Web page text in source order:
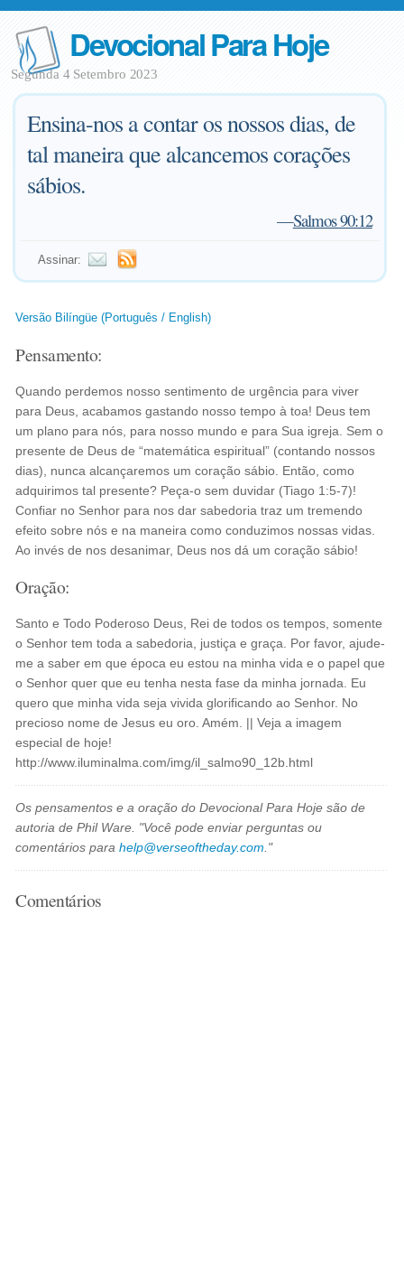
Devocional Para Hoje
Segunda 4 Setembro 2023
Ensina-nos a contar os nossos dias, de
tal maneira que alcancemos corações
sábios.
—Salmos 90:12
Assinar:
Versão Bilíngüe (Português / English)
Pensamento:
Quando perdemos nosso sentimento de urgência para viver
para Deus, acabamos gastando nosso tempo à toa! Deus tem
um plano para nós, para nosso mundo e para Sua igreja. Sem o
presente de Deus de “matemática espiritual” (contando nossos
dias), nunca alcançaremos um coração sábio. Então, como
adquirimos tal presente? Peça-o sem duvidar (Tiago 1:5-7)!
Confiar no Senhor para nos dar sabedoria traz um tremendo
efeito sobre nós e na maneira como conduzimos nossas vidas.
Ao invés de nos desanimar, Deus nos dá um coração sábio!
Oração:
Santo e Todo Poderoso Deus, Rei de todos os tempos, somente
o Senhor tem toda a sabedoria, justiça e graça. Por favor, ajude-
me a saber em que época eu estou na minha vida e o papel que
o Senhor quer que eu tenha nesta fase da minha jornada. Eu
quero que minha vida seja vivida glorificando ao Senhor. No
precioso nome de Jesus eu oro. Amém. || Veja a imagem
especial de hoje!
http://www.iluminalma.com/img/il_salmo90_12b.html
Os pensamentos e a oração do Devocional Para Hoje são de
autoria de Phil Ware. "Você pode enviar perguntas ou
comentários parahelp@verseoftheday.com ."
Comentários